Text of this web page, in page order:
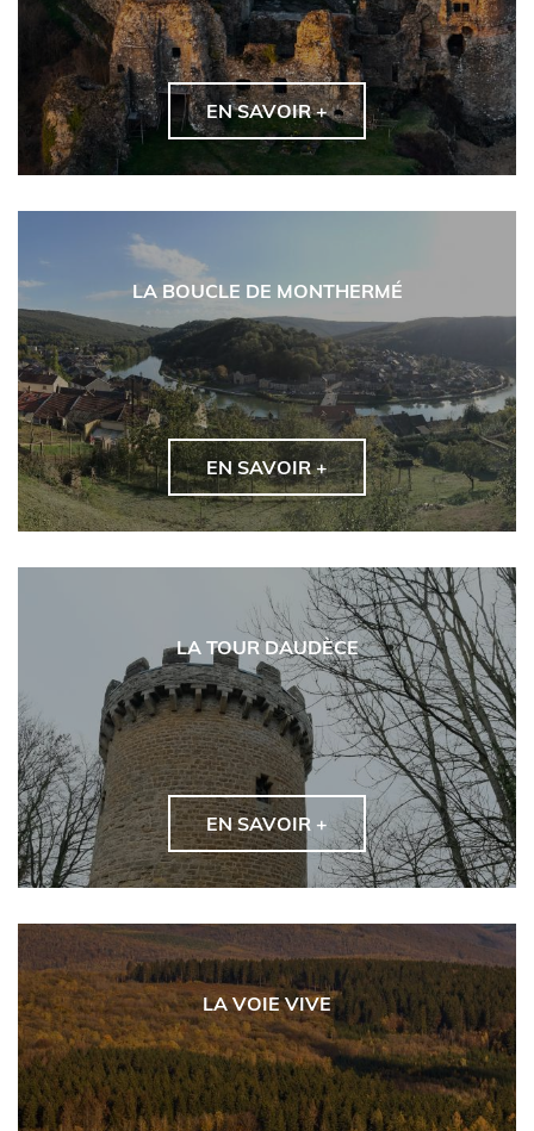
EN SAVOIR +
LA BOUCLE DE MONTHERMÉ
EN SAVOIR +
LA TOUR DAUDÈCE
EN SAVOIR +
LA VOIE VIVE